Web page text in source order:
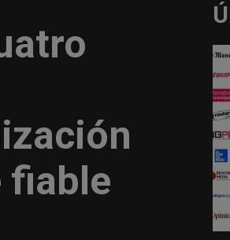
fiable